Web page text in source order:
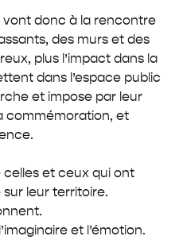
vont donc à la rencontre
des murs et des
plus l’impact dans la
dans l’espace public
et impose par leur
commémoration, et
celles et ceux qui ont
leur territoire.
et l’émotion.